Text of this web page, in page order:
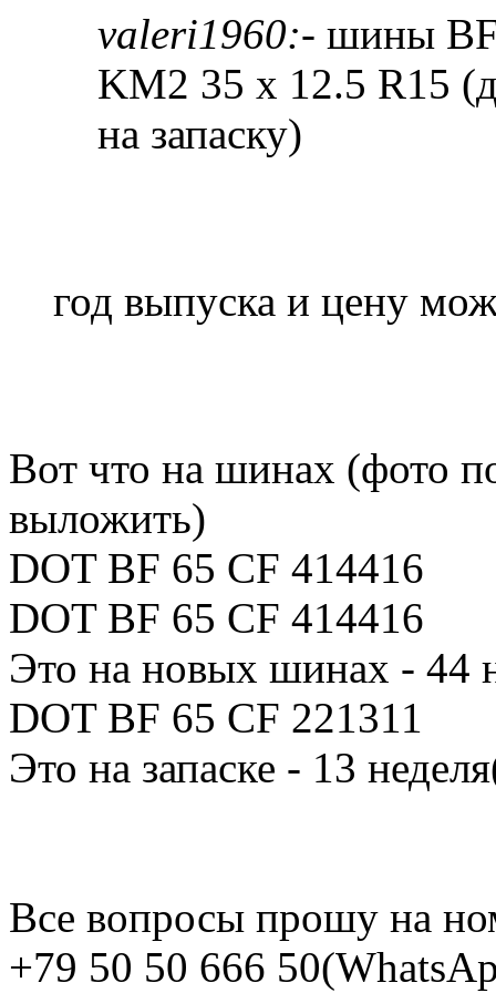
valeri1960:- шины
KM2 35 x 12.5 R15
на запаску)
год выпуска и цену
Вот что на шинах (фото
выложить)
DOT BF 65 CF 414416
DOT BF 65 CF 414416
Это на новых шинах - 44
DOT BF 65 CF 221311
Это на запаске - 13
Все вопросы прошу на
+79 50 50 666